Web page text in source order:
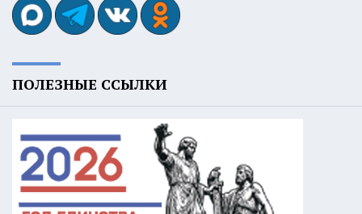
ПОЛЕЗНЫЕ ССЫЛКИ